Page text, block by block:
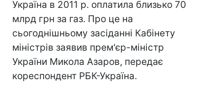
Україна в 2011 р. оплатила близько 70
млрд грн за газ. Про це на
сьогоднішньому засіданні Кабінету
міністрів заявив прем'єр-міністр
України Микола Азаров, передає
кореспондент РБК-Україна.